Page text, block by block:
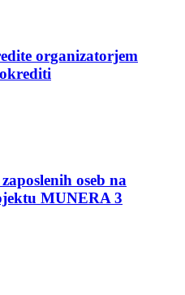
organizatorjem
oseb na
MUNERA 3